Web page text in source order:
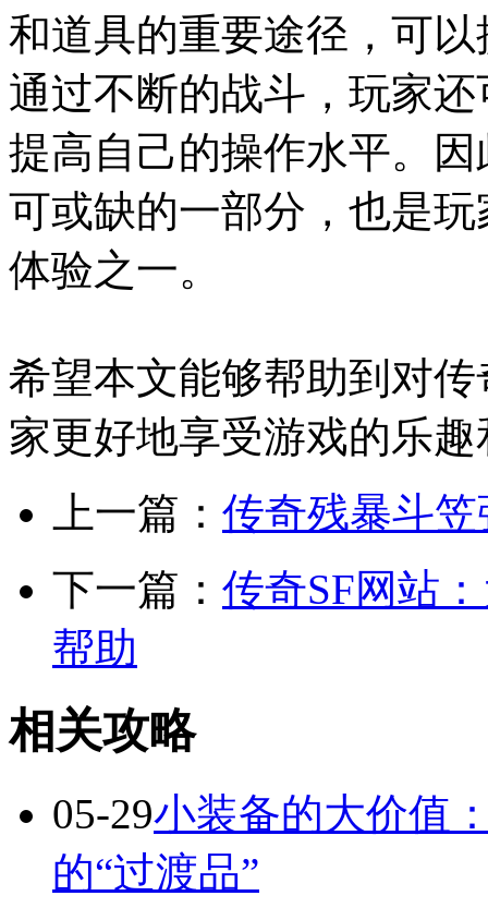
和道具的重要途径，可
通过不断的战斗，玩家
提高自己的操作水平。
可或缺的一部分，也是
体验之一。
希望本文能够帮助到对
家更好地享受游戏的乐
上一篇： 传奇残暴斗
下一篇： 传奇SF网站
帮助
相关攻略
05-29小装备的大价值
的“过渡品”